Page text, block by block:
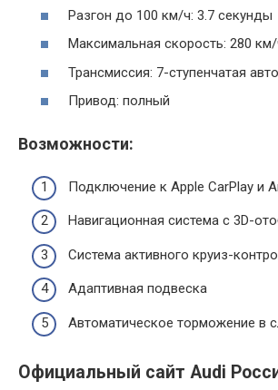
Разгон до 100 км/ч: 3.7 секунды
Максимальная скорость: 280
Трансмиссия: 7-ступенчатая
Привод: полный
Возможности:
Подключение к Apple CarPlay и
Навигационная система с 3D-
Система активного круиз-
Адаптивная подвеска
Автоматическое торможение в
Официальный сайт Audi